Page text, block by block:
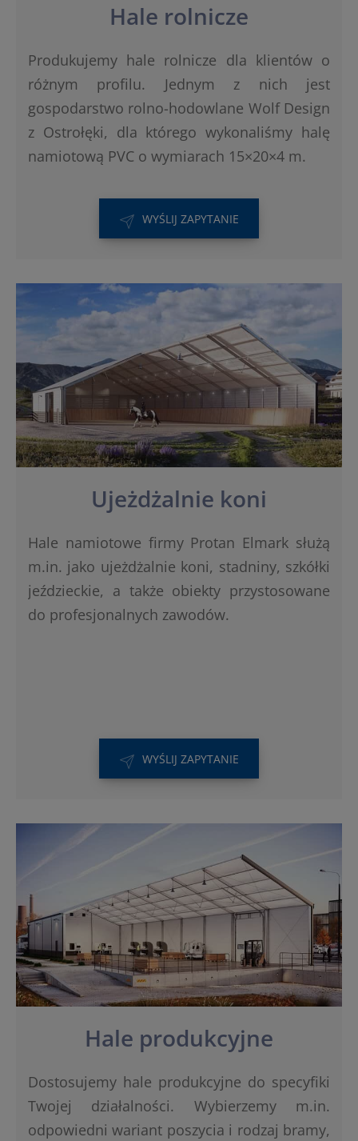
Hale rolnicze
Produkujemy hale rolnicze dla klientów o
różnym profilu. Jednym z nich jest
gospodarstwo rolno-hodowlane Wolf Design
z Ostrołęki, dla którego wykonaliśmy halę
namiotową PVC o wymiarach 15×20×4 m.
WYŚLIJ ZAPYTANIE
Ujeżdżalnie koni
Hale namiotowe firmy Protan Elmark służą
m.in. jako ujeżdżalnie koni, stadniny, szkółki
jeździeckie, a także obiekty przystosowane
do profesjonalnych zawodów.
WYŚLIJ ZAPYTANIE
Hale produkcyjne
Dostosujemy hale produkcyjne do specyfiki
Twojej działalności. Wybierzemy m.in.
odpowiedni wariant poszycia i rodzaj bramy,